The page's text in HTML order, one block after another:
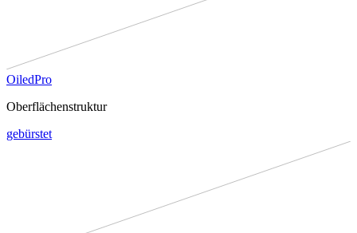
OiledPro
Oberflächenstruktur
gebürstet